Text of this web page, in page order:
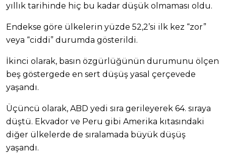
yıllık tarihinde hiç bu kadar düşük olmaması oldu.
Endekse göre ülkelerin yüzde 52,2’si ilk kez “zor”
veya “ciddi” durumda gösterildi.
İkinci olarak, basın özgürlüğünün durumunu ölçen
beş göstergede en sert düşüş yasal çerçevede
yaşandı.
Üçüncü olarak, ABD yedi sıra gerileyerek 64. sıraya
düştü. Ekvador ve Peru gibi Amerika kıtasındaki
diğer ülkelerde de sıralamada büyük düşüş
yaşandı.